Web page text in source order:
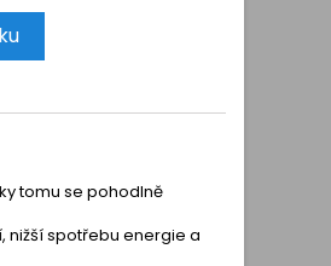
tomu se pohodlně
nižší spotřebu energie a